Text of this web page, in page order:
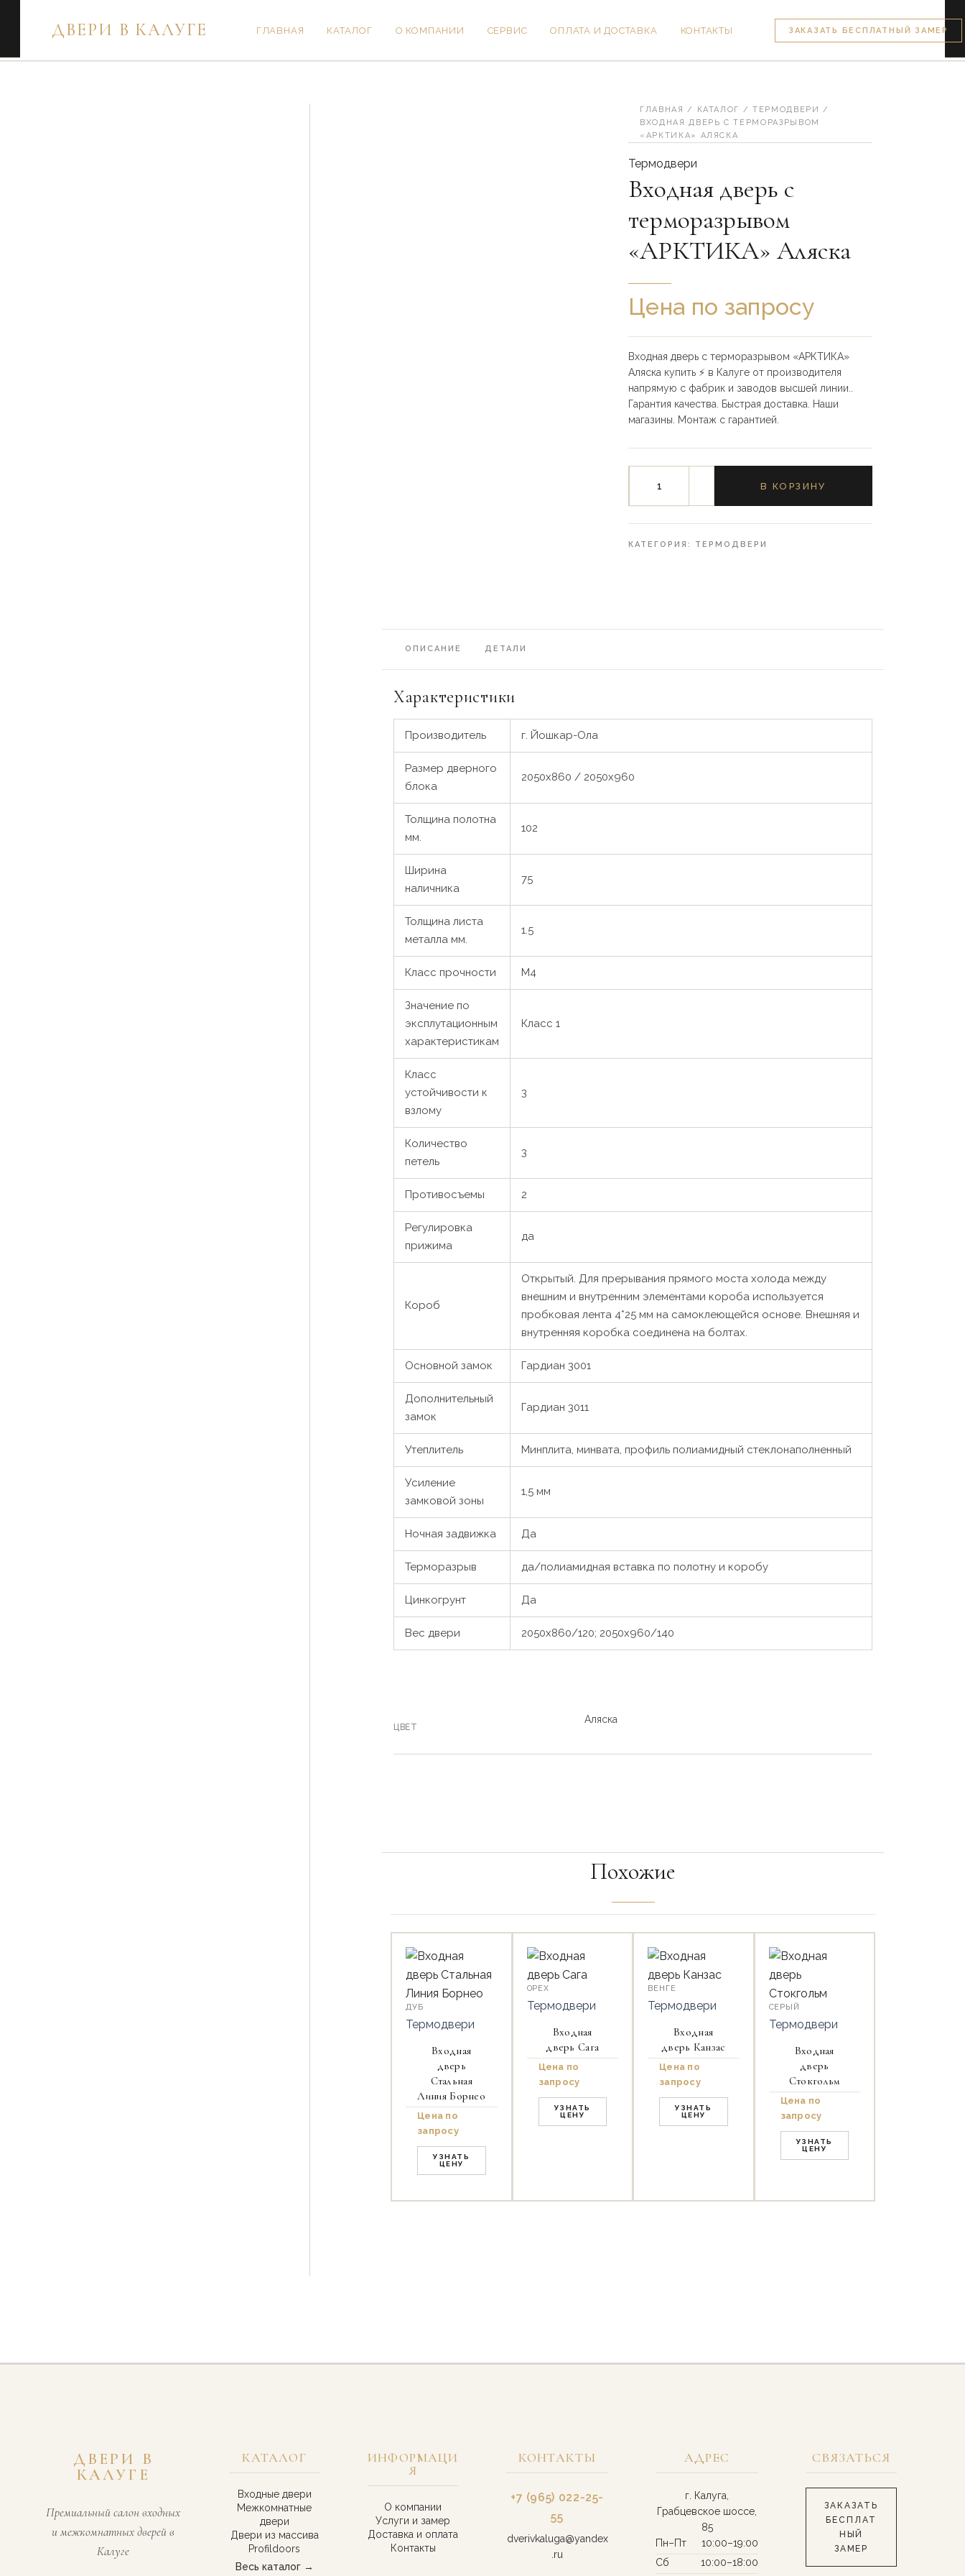
ДВЕРИ В КАЛУГЕ ГЛАВНАЯ КАТАЛОГ О КОМПАНИИ СЕРВИС ОПЛАТА И ДОСТАВКА КОНТАКТЫ ЗАКАЗАТЬ БЕСПЛАТНЫЙ ЗАМЕР
ГЛАВНАЯ / КАТАЛОГ /ТЕРМОДВЕРИ /
ВХОДНАЯ ДВЕРЬ С ТЕРМОРАЗРЫВОМ
«АРКТИКА» АЛЯСКА
Термодвери
Входная дверь с
терморазрывом
«АРКТИКА» Аляска
Цена по запросу
Входная дверь с терморазрывом «АРКТИКА»
Аляска купить ⚡️ в Калуге от производителя
напрямую с фабрик и заводов высшей линии..
Гарантия качества. Быстрая доставка. Наши
магазины. Монтаж с гарантией.
Количество
дверь
терморазрывом
Аляска
В КОРЗИНУ
КАТЕГОРИЯ: ТЕРМОДВЕРИ
ОПИСАНИЕ ДЕТАЛИ
Характеристики
Производитель г. Йошкар-Ола
Размер дверного
блока
2050х860 / 2050х960
Толщина полотна
мм.
102
Ширина
наличника
75
Толщина листа
металла мм.
1.5
Класс прочности М4
Значение по
эксплутационным
характеристикам
Класс 1
Класс
устойчивости к
взлому
3
Количество
петель
3
Противосъемы 2
Регулировка
прижима
да
Короб
Открытый. Для прерывания прямого моста холода между
внешним и внутренним элементами короба используется
пробковая лента 4*25 мм на самоклеющейся основе. Внешняя и
внутренняя коробка соединена на болтах.
Основной замок Гардиан 3001
Дополнительный
замок
Гардиан 3011
Утеплитель Минплита, минвата, профиль полиамидный стеклонаполненный
Усиление
замковой зоны
1,5 мм
Ночная задвижка Да
Терморазрыв да/полиамидная вставка по полотну и коробу
Цинкогрунт Да
Вес двери 2050х860/120; 2050х960/140
ЦВЕТ
Аляска
Похожие
ДУБ
Термодвери
Входная
дверь
Стальная
Линия Борнео
Цена по
запросу
УЗНАТЬ
ЦЕНУ
ОРЕХ
Термодвери
Входная
дверь Сага
Цена по
запросу
УЗНАТЬ
ЦЕНУ
ВЕНГЕ
Термодвери
Входная
дверь Канзас
Цена по
запросу
УЗНАТЬ
ЦЕНУ
СЕРЫЙ
Термодвери
Входная
дверь
Стокгольм
Цена по
запросу
УЗНАТЬ
ЦЕНУ
ДВЕРИ В
КАЛУГЕ
Премиальный салон входных
и межкомнатных дверей в
Калуге
КАТАЛОГ
Входные двери
Межкомнатные
двери
Двери из массива
Profildoors
Весь каталог →
ИНФОРМАЦИ
Я
О компании
Услуги и замер
Доставка и оплата
Контакты
КОНТАКТЫ
+7 (965) 022-25-
55
dverivkaluga@yandex
.ru
АДРЕС
г. Калуга,
Грабцевское шоссе,
85
Пн–Пт
10:00–19:00
Сб
10:00–18:00
СВЯЗАТЬСЯ
ЗАКАЗАТЬ
БЕСПЛАТ
НЫЙ
ЗАМЕР